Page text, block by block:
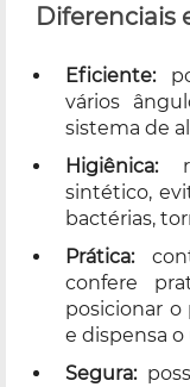
Diferenciais
Eficiente:
vários
sistema de
Higiênica:
sintético,
bactérias,
Prática:
confere
posicionar
e dispensa o
Segura: